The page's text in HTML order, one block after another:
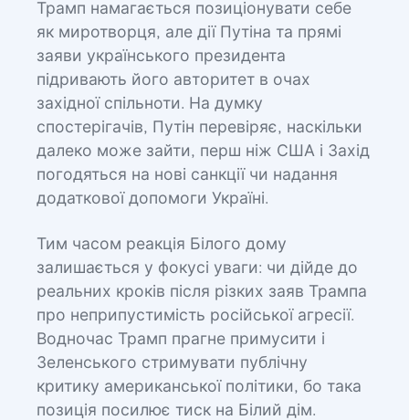
Трамп намагається позиціонувати себе
як миротворця, але дії Путіна та прямі
заяви українського президента
підривають його авторитет в очах
західної спільноти. На думку
спостерігачів, Путін перевіряє, наскільки
далеко може зайти, перш ніж США і Захід
погодяться на нові санкції чи надання
додаткової допомоги Україні.
Тим часом реакція Білого дому
залишається у фокусі уваги: чи дійде до
реальних кроків після різких заяв Трампа
про неприпустимість російської агресії.
Водночас Трамп прагне примусити і
Зеленського стримувати публічну
критику американської політики, бо така
позиція посилює тиск на Білий дім.